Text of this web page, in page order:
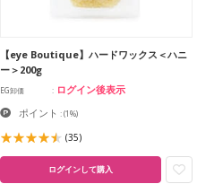
【eye Boutique】ハードワックス＜ハニ
ー＞200g
EG卸価 ログイン後表示
ポイント :(1%)
(35)
ログインして購入